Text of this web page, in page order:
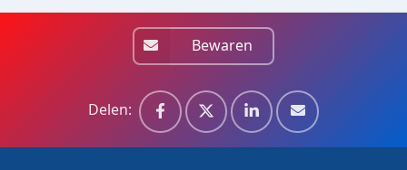
Bewaren
Delen: